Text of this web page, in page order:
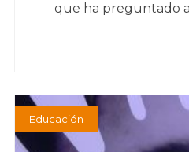
que ha preguntado a
Educación